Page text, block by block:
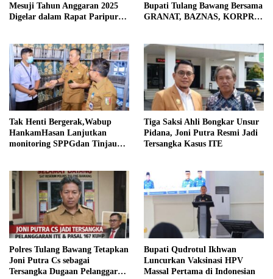
Mesuji Tahun Anggaran 2025
Digelar dalam Rapat Paripurna
Bupati Tulang Bawang Bersama
GRANAT, BAZNAS, KORPRI
Tak Henti Bergerak,Wabup
HankamHasan Lanjutkan
monitoring SPPGdan Tinjau
Hankam
Tiga Saksi Ahli Bongkar Unsur
Pidana, Joni Putra Resmi Jadi
Tersangka Kasus ITE
Polres Tulang Bawang Tetapkan
Joni Putra Cs sebagai
Tersangka Dugaan Pelanggaran
Bupati Qudrotul Ikhwan
Luncurkan Vaksinasi HPV
Massal Pertama di Indonesian